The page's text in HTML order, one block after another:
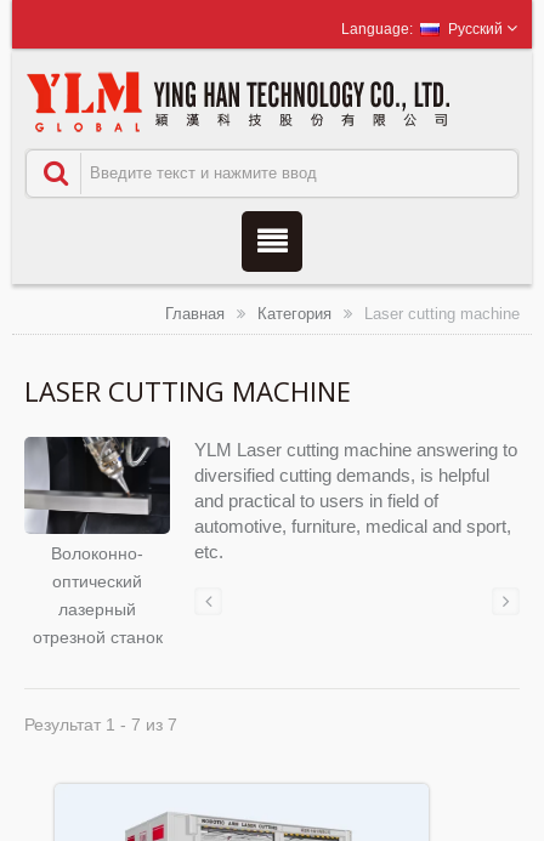
Русский
Главная Категория Laser cutting machine
LASER CUTTING MACHINE
Волоконно-
оптический
лазерный
отрезной станок
YLM Laser cutting machine answering to
diversified cutting demands, is helpful
and practical to users in field of
automotive, furniture, medical and sport,
etc.
Результат 1 - 7 из 7